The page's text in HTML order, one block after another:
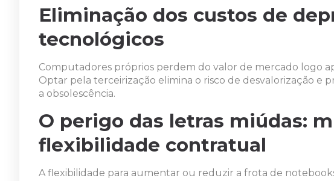
Eliminação dos custos de
tecnológicos
Computadores próprios perdem do valor de mercado logo
Optar pela terceirização elimina o risco de desvalorização e
a obsolescência.
O perigo das letras miúdas:
flexibilidade contratual
A flexibilidade para aumentar ou reduzir a frota de